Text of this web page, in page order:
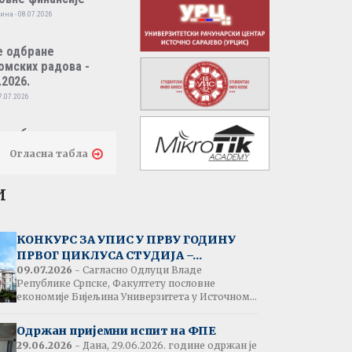
- 08.07.2026
одбране
радова -
одбране
радова -
пословно
- 07.07.2026
испита:
трговина
- 07.07.2026
Огласна табла
КОНКУРС ЗА УПИС У ПРВУ ГОДИНУ
ПРВОГ ЦИКЛУСА СТУДИЈА –...
09.07.2026 - Сагласно Одлуци Владе
Републике Српске, Факултету пословне
економије Бијељина Универзитета у Источном...
Одржан пријемни испит на ФПЕ
29.06.2026 - Дана, 29.06.2026. године одржан је